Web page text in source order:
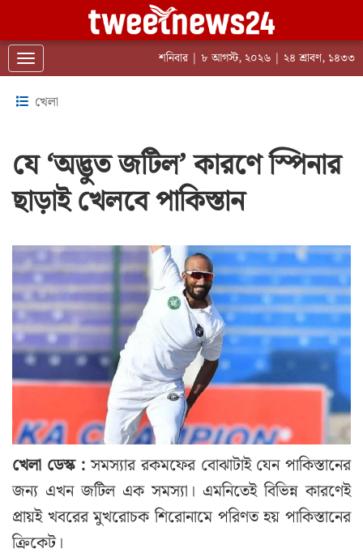
Toggle navigation শনিবার | ৮ আগস্ট, ২০২৬ | ২৪ শ্রাবণ, ১৪৩৩
খেলা
যে ‘অদ্ভুত জটিল’ কারণে স্পিনার
ছাড়াই খেলবে পাকিস্তান
খেলা ডেস্ক :সমস্যার রকমফের বোঝাটাই যেন পাকিস্তানের
জন্য এখন জটিল এক সমস্যা। এমনিতেই বিভিন্ন কারণেই
প্রায়ই খবরের মুখরোচক শিরোনামে পরিণত হয় পাকিস্তানের
ক্রিকেট।